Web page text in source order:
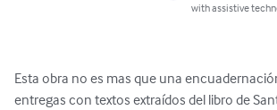
with assistive
Esta obra no es mas que una
entregas con textos extraídos del libro de